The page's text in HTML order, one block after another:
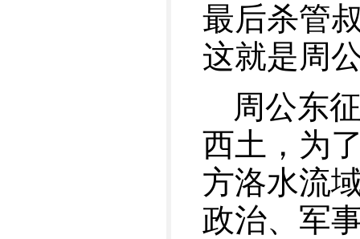
最后杀管
这就是周
周公东
西土，为
方洛水流
政治、军